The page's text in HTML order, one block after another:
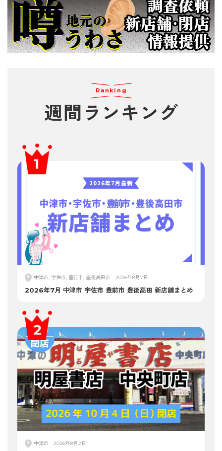
Ranking
週間 ランキング
中津市, 宇佐市, 豊前市, 豊後高田市 2026年8月7日
2026年7月 中津市 宇佐市 豊前市 豊後高田 新店舗まとめ
中津市 2026年8月2日